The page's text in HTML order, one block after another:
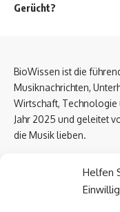
Helfen
Gerücht?
BioWissen ist die
Musiknachrichten,
Wirtschaft,
Jahr 2025 und geleitet
die Musik lieben.